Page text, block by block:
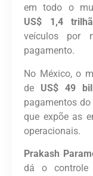
em todo o
US$ 1,4
veículos por
pagamento.
No México, o
de US$ 49
pagamentos
que expõe as
operacionais.
Prakash
dá o controle